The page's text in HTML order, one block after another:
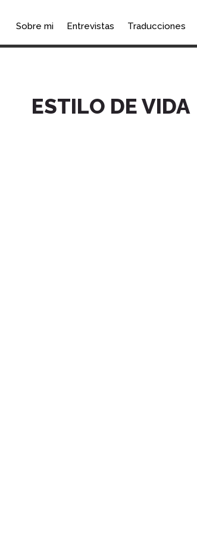
Sobre mi Entrevistas Traducciones
ESTILO DE VIDA